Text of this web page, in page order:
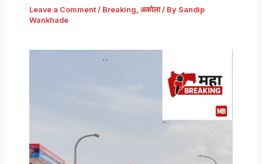
Leave a Comment / Breaking अकोला/ By Sandip
Wankhade